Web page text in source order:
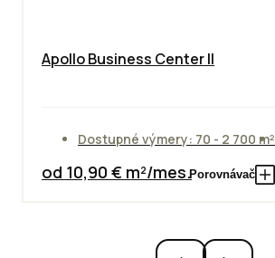
Apollo Business Center II
Dostupné výmery: 70 - 2 700 m²
od 10,90 € m²/mes.Porovnávač